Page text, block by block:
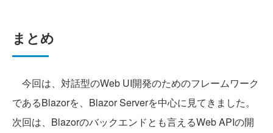
まとめ
今回は、対話型のWeb UI開発のためのフレームワーク
であるBlazorを、Blazor Serverを中心に見てきました。
次回は、Blazorのバックエンドとも言えるWeb APIの開